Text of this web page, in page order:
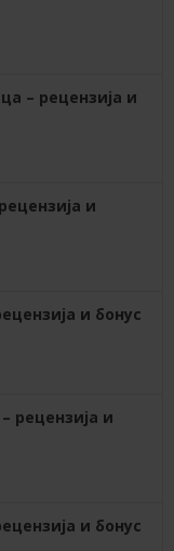
– рецензија и
и
и бонус
рецензија и
и бонус